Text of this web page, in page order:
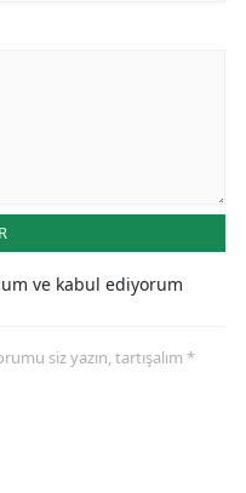
ve kabul ediyorum
siz yazın, tartışalım *